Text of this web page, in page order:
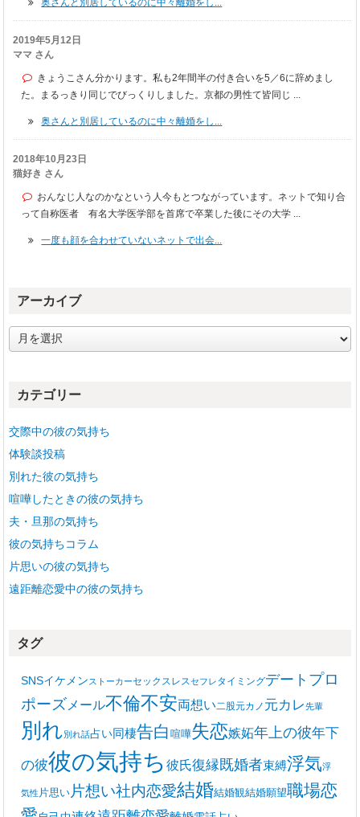
奥さんと別居しているのに中々離婚をし...
2019年5月12日
ママ さん
きょうこさん分かります。私も2年間半の付き合いを5／6に辞めまし
た。まるっきり同じでびっくりしました。京都の男性て皆同じ ...
奥さんと別居しているのに中々離婚をし...
2018年10月23日
猫好き さん
おんなじ人なのかなという人今もとつながっています。ネットで知り合
って自称医者 有名大学医学部を首席で卒業した後にその大学 ...
一度も顔を合わせていないネットで出会...
アーカイブ
ー
ブカテゴリー
交際中の彼の気持ち
体験談投稿
別れた彼の気持ち
喧嘩したときの彼の気持ち
夫・旦那の気持ち
彼の気持ちコラム
片思いの彼の気持ち
遠距離恋愛中の彼の気持ち
タグ
SNSイケメンストーカーセックスレスセフレタイミングデート プロ
ポーズ メール不倫不安両想い二股元カノ 元カレ先輩
別れ別れ話占い同棲告白 喧嘩失恋嫉妬年上の彼年下
の彼彼の気持ち 彼氏復縁既婚者束縛浮気浮
気性 片思い 片想い社内恋愛結婚結婚観結婚願望職場恋